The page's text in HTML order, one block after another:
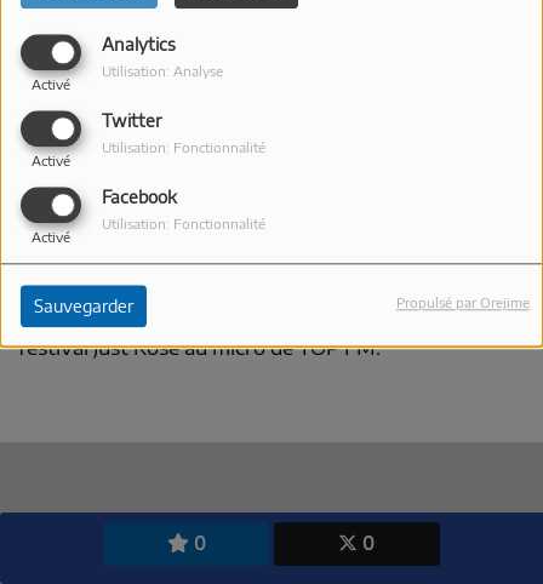
Analytics
Activé
Utilisation: Analyse
Twitter
Activé
Utilisation: Fonctionnalité
Facebook
Activé
Utilisation: Fonctionnalité
Sauvegarder Propulsé par Orejime
0 0
10 MAI 2026
Sandrine Féraud présente le domaine de l'Estagnol et
la cuvée spéciale à l'occasion de la 10ème édition du
festival Just'Rosé au micro de TOP FM.